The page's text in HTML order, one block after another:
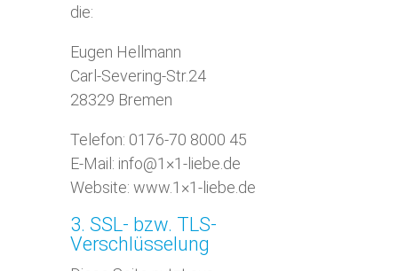
die:
Eugen Hellmann
Carl-Severing-Str.24
28329 Bremen
Telefon: 0176-70 8000 45
E-Mail: info@1×1-liebe.de
Website: www.1×1-liebe.de
3. SSL- bzw. TLS-
Verschlüsselung